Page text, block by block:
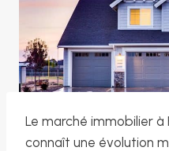
Le marché immobilier à
connaît une évolution